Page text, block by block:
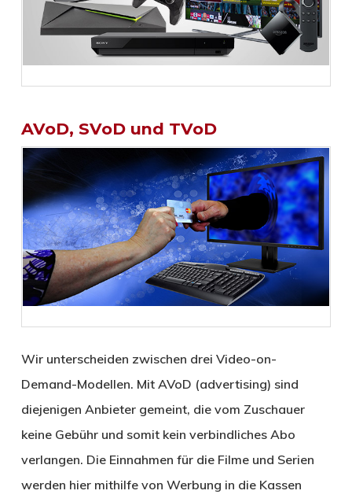
AVoD, SVoD und TVoD
Wir unterscheiden zwischen drei Video-on-
Demand-Modellen. Mit AVoD (advertising) sind
diejenigen Anbieter gemeint, die vom Zuschauer
keine Gebühr und somit kein verbindliches Abo
verlangen. Die Einnahmen für die Filme und Serien
werden hier mithilfe von Werbung in die Kassen